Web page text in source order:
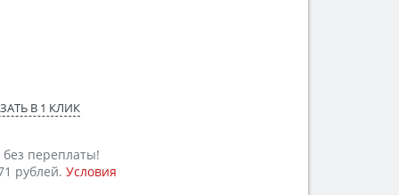
В 1 КЛИК
переплаты!
рублей. Условия